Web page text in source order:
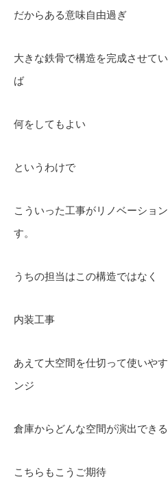
だからある意味自由過ぎ
大きな鉄骨で構造を完成させて
ば
何をしてもよい
というわけで
こういった工事がリノベーショ
す。
うちの担当はこの構造ではなく
内装工事
あえて大空間を仕切って使いや
ンジ
倉庫からどんな空間が演出でき
こちらもこうご期待